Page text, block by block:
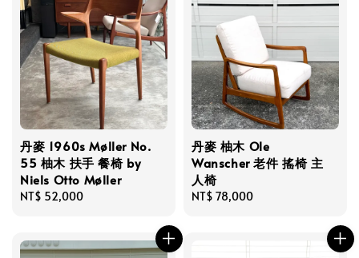
丹麥 1960s Møller No.
55 柚木 扶手 餐椅 by
Niels Otto Møller
Regular
NT$ 52,000
丹麥 柚木 Ole
Wanscher 老件 搖椅 主
人椅
Regular
NT$ 78,000